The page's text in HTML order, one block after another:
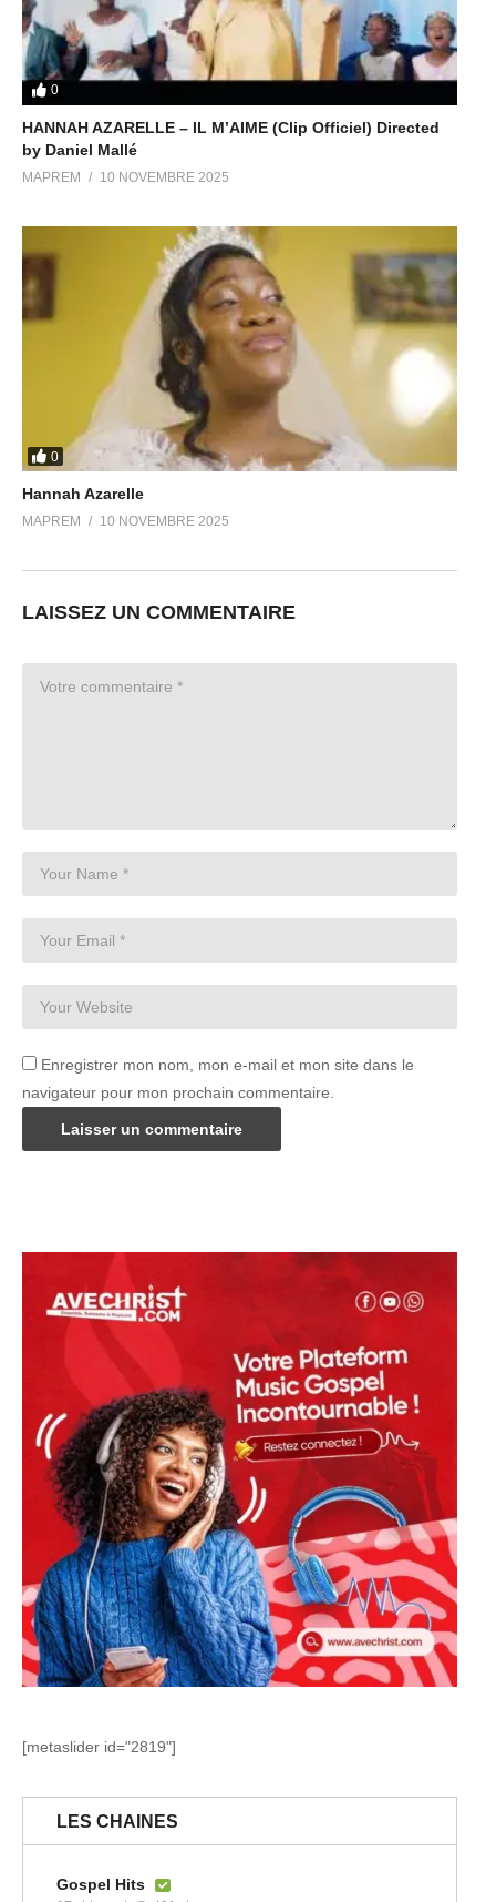
0
HANNAH AZARELLE – IL M’AIME (Clip Officiel) Directed
by Daniel Mallé
MAPREM 10 NOVEMBRE 2025
0
Hannah Azarelle
MAPREM 10 NOVEMBRE 2025
LAISSEZ UN COMMENTAIRE
Enregistrer mon nom, mon e-mail et mon site dans le
navigateur pour mon prochain commentaire.
[metaslider id="2819"]
LES CHAINES
Gospel Hits